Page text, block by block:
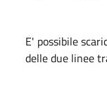
E' possibile
delle due linee